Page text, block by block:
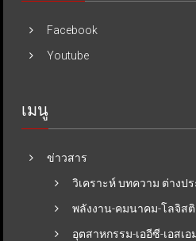
Facebook
Youtube
เมนู
ข่าวสาร
วิเคราะห์ บทความ ต่างปร
พลังงาน-คมนาคม-โลจิส
อุตสาหกรรม-เออีซี-เอสเอ